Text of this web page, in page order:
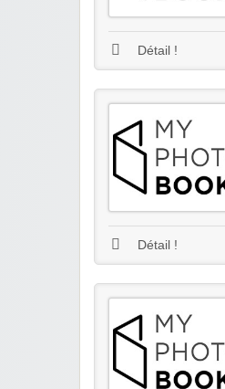
Détail !
Détail !